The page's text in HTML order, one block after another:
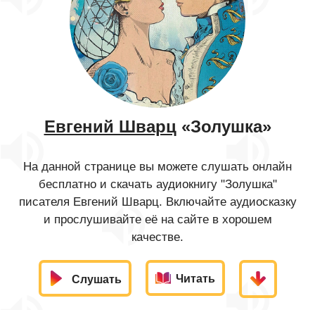
Евгений Шварц«Золушка»
На данной странице вы можете слушать онлайн
бесплатно и скачать аудиокнигу "Золушка"
писателя Евгений Шварц. Включайте аудиосказку
и прослушивайте её на сайте в хорошем
качестве.
Слушать Читать